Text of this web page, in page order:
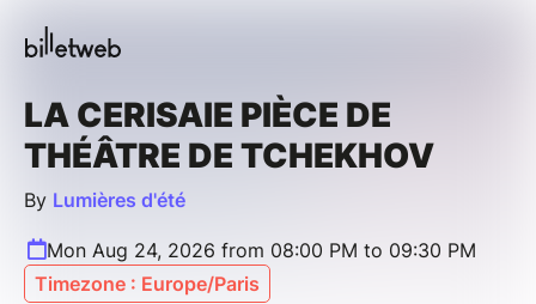
LA CERISAIE PIÈCE DE
THÉÂTRE DE TCHEKHOV
By Lumières d'été
Mon Aug 24, 2026 from 08:00 PM to 09:30 PM
Timezone : Europe/Paris